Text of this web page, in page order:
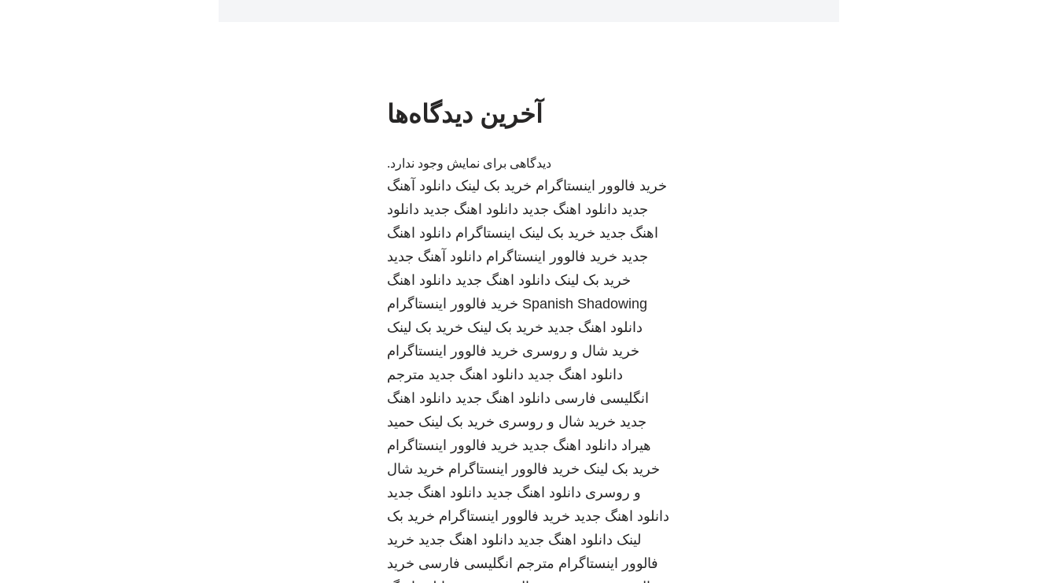
آخرین دیدگاه‌ها
دیدگاهی برای نمایش وجود ندارد.
خرید فالوور اینستاگرام خرید بک لینک دانلود آهنگ
جدید دانلود اهنگ جدید دانلود اهنگ جدید دانلود
اهنگ جدید خرید بک لینک اینستاگرام دانلود اهنگ
جدید خرید فالوور اینستاگرام دانلود آهنگ جدید
خرید بک لینک دانلود اهنگ جدید دانلود اهنگ
Spanish Shadowing خرید فالوور اینستاگرام
دانلود اهنگ جدید خرید بک لینک خرید بک لینک
خرید شال و روسری خرید فالوور اینستاگرام
دانلود اهنگ جدید دانلود اهنگ جدید مترجم
انگلیسی فارسی دانلود اهنگ جدید دانلود اهنگ
جدید خرید شال و روسری خرید بک لینک حمید
هیراد دانلود اهنگ جدید خرید فالوور اینستاگرام
خرید بک لینک خرید فالوور اینستاگرام خرید شال
و روسری دانلود اهنگ جدید دانلود اهنگ جدید
دانلود اهنگ جدید خرید فالوور اینستاگرام خرید بک
لینک دانلود اهنگ جدید دانلود اهنگ جدید خرید
فالوور اینستاگرام مترجم انگلیسی فارسی خرید